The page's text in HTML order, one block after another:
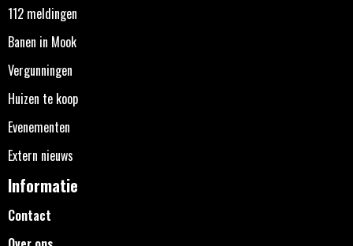
112 meldingen
Banen in Mook
Vergunningen
Huizen te koop
Evenementen
Extern nieuws
Informatie
Contact